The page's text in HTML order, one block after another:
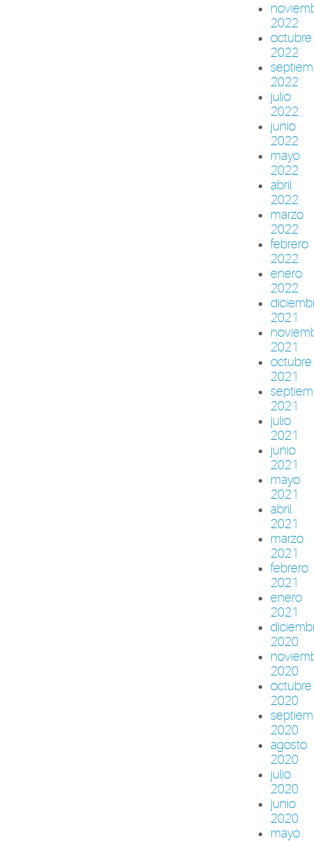
2022
octubre
2022
2022
julio
2022
junio
2022
mayo
2022
abril
2022
marzo
2022
febrero
2022
enero
2022
2021
2021
octubre
2021
2021
julio
2021
junio
2021
mayo
2021
abril
2021
marzo
2021
febrero
2021
enero
2021
2020
2020
octubre
2020
2020
agosto
2020
julio
2020
junio
2020
mayo